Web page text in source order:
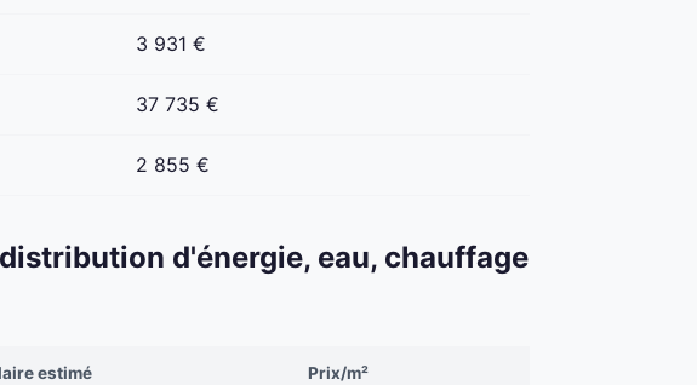
3 931 €
37 735 €
2 855 €
d'énergie, eau, chauffage
estimé Prix/m²